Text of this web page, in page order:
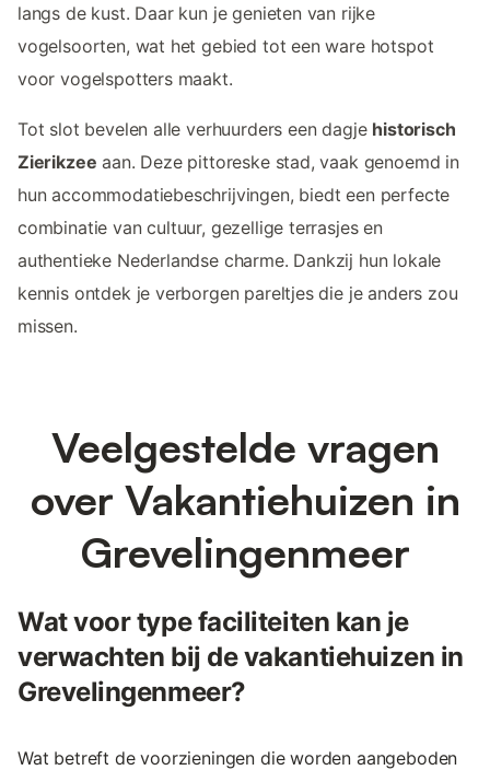
langs de kust. Daar kun je genieten van rijke
vogelsoorten, wat het gebied tot een ware hotspot
voor vogelspotters maakt.
Tot slot bevelen alle verhuurders een dagje historisch
Zierikzee aan. Deze pittoreske stad, vaak genoemd in
hun accommodatiebeschrijvingen, biedt een perfecte
combinatie van cultuur, gezellige terrasjes en
authentieke Nederlandse charme. Dankzij hun lokale
kennis ontdek je verborgen pareltjes die je anders zou
missen.
Veelgestelde vragen
over Vakantiehuizen in
Grevelingenmeer
Wat voor type faciliteiten kan je
verwachten bij de vakantiehuizen in
Grevelingenmeer?
Wat betreft de voorzieningen die worden aangeboden